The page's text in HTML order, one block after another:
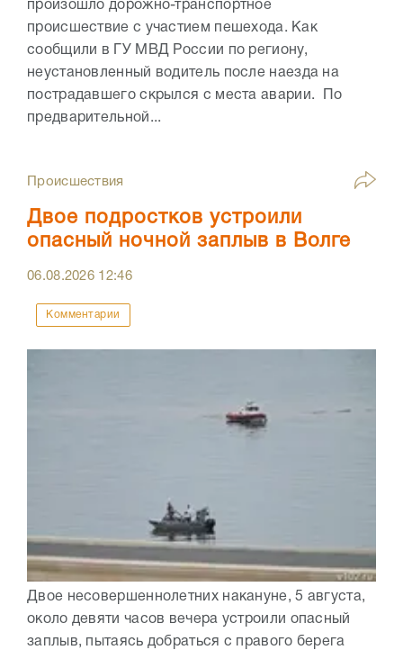
произошло дорожно-транспортное
происшествие с участием пешехода. Как
сообщили в ГУ МВД России по региону,
неустановленный водитель после наезда на
пострадавшего скрылся с места аварии. По
предварительной...
Происшествия
Двое подростков устроили
опасный ночной заплыв в Волге
06.08.2026 12:46
Комментарии
Двое несовершеннолетних накануне, 5 августа,
около девяти часов вечера устроили опасный
заплыв, пытаясь добраться с правого берега